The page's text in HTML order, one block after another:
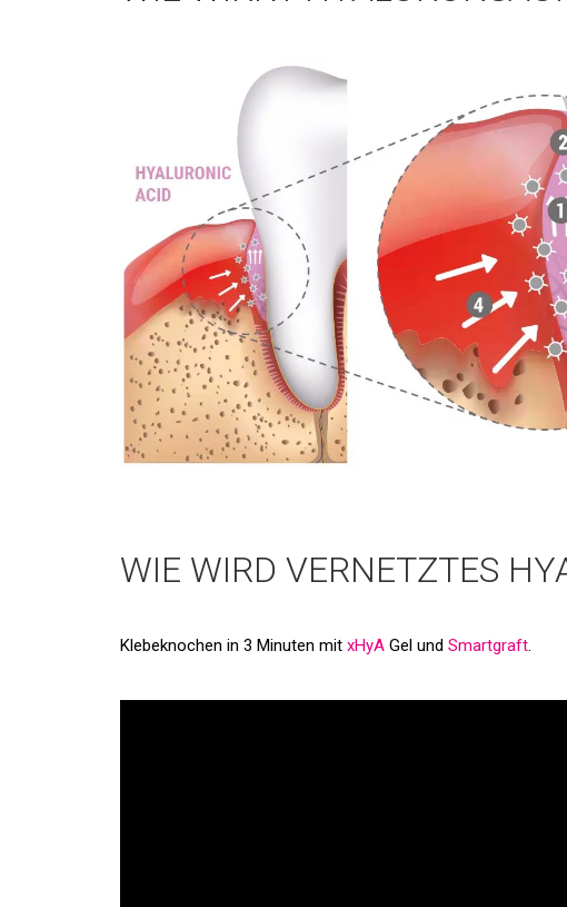
WIE WIRD VERNETZTES
Klebeknochen in 3 Minuten mit xHyA Gel und Smartgraft.